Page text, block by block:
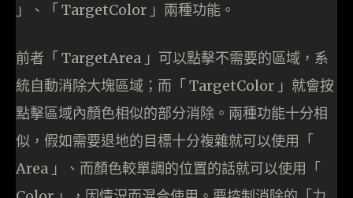
」、「 TargetColor 」兩種功能。
前者「 TargetArea 」可以點擊不需要的區域，系
統自動消除大塊區域；而「 TargetColor 」就會按
點擊區域內顏色相似的部分消除。兩種功能十分相
似，假如需要退地的目標十分複雜就可以使用「
Area 」、而顏色較單調的位置的話就可以使用「